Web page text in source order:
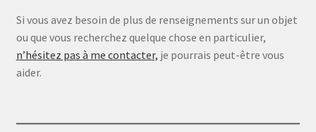
Si vous avez besoin de plus de renseignements sur un objet
ou que vous recherchez quelque chose en particulier,
n’hésitez pas à me contacter, je pourrais peut-être vous
aider.